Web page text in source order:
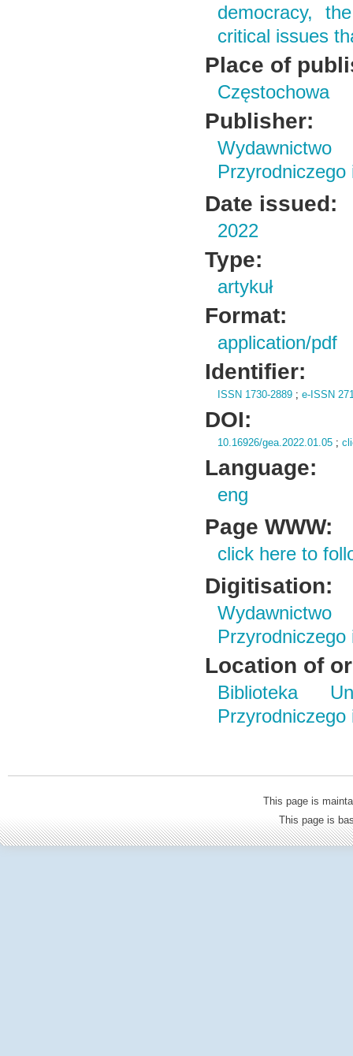
democracy,
critical issues
Place of
Częstochowa
Publisher:
Przyrodniczego
Date issued:
2022
Type:
artykuł
Format:
application/pdf
Identifier:
ISSN 1730-2889 ;e-ISSN
DOI:
10.16926/gea.2022.01.05 ;
Language:
eng
Page WWW:
click here to
Digitisation:
Przyrodniczego
Location of
Biblioteka
Przyrodniczego
This page is
This page is